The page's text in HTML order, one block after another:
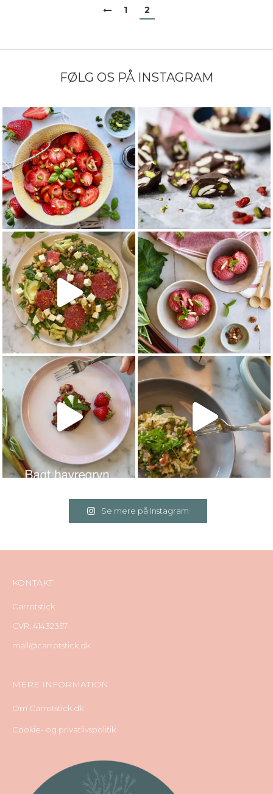
1 2
FØLG OS PÅ INSTAGRAM
Se mere på Instagram
KONTAKT
Carrotstick
CVR: 41432357
mail@carrotstick.dk
MERE INFORMATION
Om Carrotstick.dk
Cookie- og privatlivspolitik